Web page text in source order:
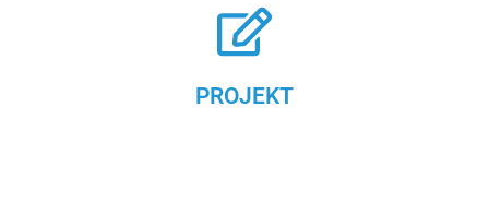
PROJEKT